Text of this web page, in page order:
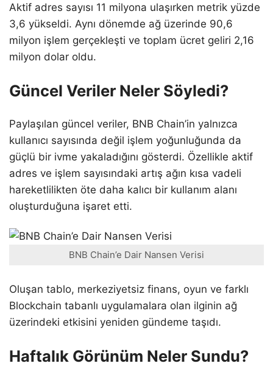
Aktif adres sayısı 11 milyona ulaşırken metrik yüzde
3,6 yükseldi. Aynı dönemde ağ üzerinde 90,6
milyon işlem gerçekleşti ve toplam ücret geliri 2,16
milyon dolar oldu.
Güncel Veriler Neler Söyledi?
Paylaşılan güncel veriler, BNB Chain’in yalnızca
kullanıcı sayısında değil işlem yoğunluğunda da
güçlü bir ivme yakaladığını gösterdi. Özellikle aktif
adres ve işlem sayısındaki artış ağın kısa vadeli
hareketlilikten öte daha kalıcı bir kullanım alanı
oluşturduğuna işaret etti.
BNB Chain’e Dair Nansen Verisi
Oluşan tablo, merkeziyetsiz finans, oyun ve farklı
Blockchain tabanlı uygulamalara olan ilginin ağ
üzerindeki etkisini yeniden gündeme taşıdı.
Haftalık Görünüm Neler Sundu?